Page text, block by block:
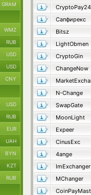
CryptoPay24
Сапфирекс
Bitsz
LightObmen
CryptoGin
ChangeNow
N-Change
SwapGate
MoonLight
Expeer
CinusExc
4ange
ImExchanger
MChanger
GRAM
WMZ
RUB
USD
USD
CNY
USD
RUB
EUR
UAH
BYN
KZT
RUB